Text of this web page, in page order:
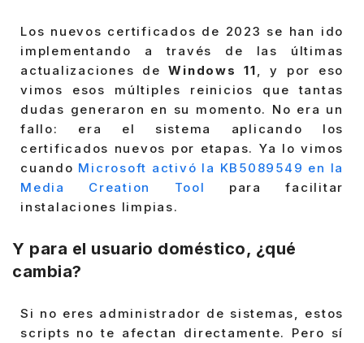
Los nuevos certificados de 2023 se han ido
implementando a través de las últimas
actualizaciones deWindows 11 , y por eso
vimos esos múltiples reinicios que tantas
dudas generaron en su momento. No era un
fallo: era el sistema aplicando los
certificados nuevos por etapas. Ya lo vimos
cuando Microsoft activó la KB5089549 en la
Media Creation Tool
para facilitar
instalaciones limpias.
Y para el usuario doméstico, ¿qué
cambia?
Si no eres administrador de sistemas, estos
scripts no te afectan directamente. Pero sí